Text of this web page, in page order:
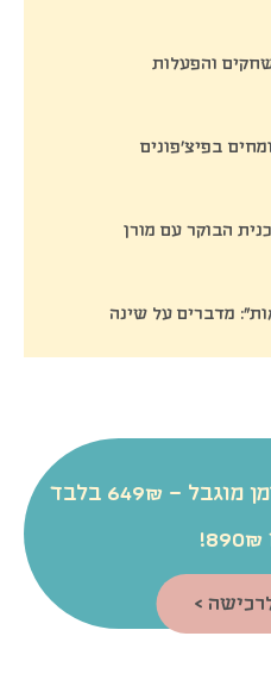
בפיצ׳פונים
הבוקר עם מורן
מדברים על שינה
עכשיו במחיר מבצע לזמן מוגבל – 649₪ בלבד
>